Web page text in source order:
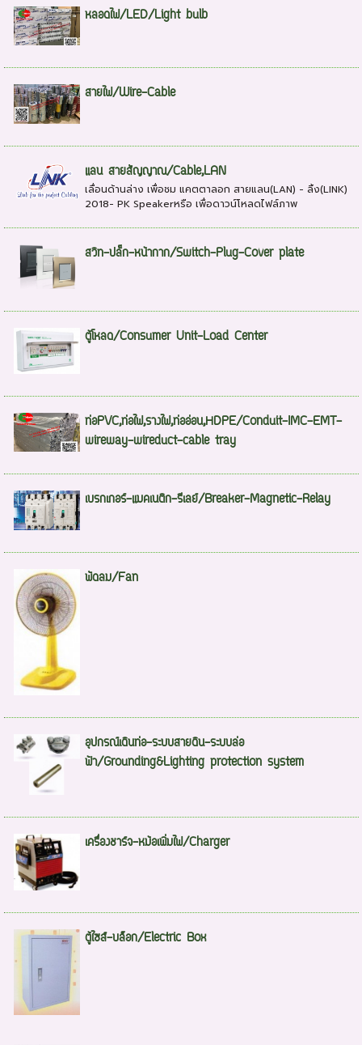
หลอดไฟ/LED/Light bulb
สายไฟ/Wire-Cable
แลน สายสัญญาณ/Cable,LAN
เลื่อนด้านล่าง เพื่อชม แคตตาลอก สายแลน(LAN) - ลิ้ง(LINK)
2018- PK Speakerหรือ เพื่อดาวน์โหลดไฟล์ภาพ
สวิท-ปลั๊ก-หน้ากาก/Switch-Plug-Cover plate
ตู้โหลด/Consumer Unit-Load Center
ท่อPVC,ท่อไฟ,รางไฟ,ท่ออ่อน,HDPE/Conduit-IMC-EMT-
wireway-wireduct-cable tray
เบรกเกอร์-แมคเนติก-รีเลย์/Breaker-Magnetic-Relay
พัดลม/Fan
อุปกรณ์เดินท่อ-ระบบสายดิน-ระบบล่อ
ฟ้า/Grounding&Lighting protection system
เครื่องชาร์จ-หม้อเพิ่มไฟ/Charger
ตู้ไซส์-บล็อก/Electric Box